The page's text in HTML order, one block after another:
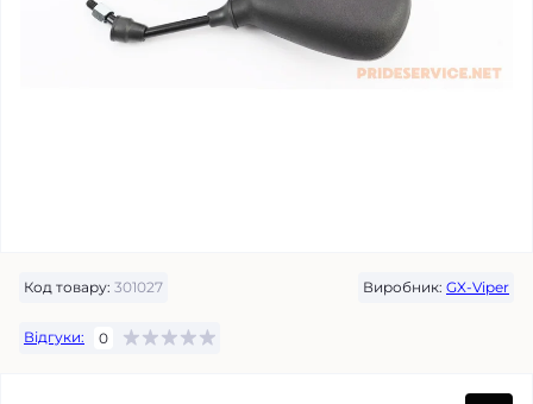
Код товару: 301027 Виробник: GX-Viper
Відгуки: 0